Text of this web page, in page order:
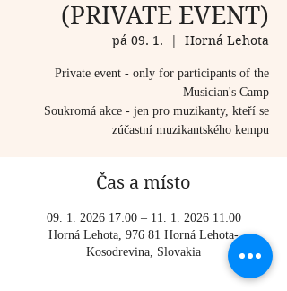
(PRIVATE EVENT)
pá 09. 1.
  |
Horná Lehota
Private event - only for participants of the
Musician's Camp
Soukromá akce - jen pro muzikanty, kteří se
zúčastní muzikantského kempu
Čas a místo
09. 1. 2026 17:00 – 11. 1. 2026 11:00
Horná Lehota, 976 81 Horná Lehota-
Kosodrevina, Slovakia